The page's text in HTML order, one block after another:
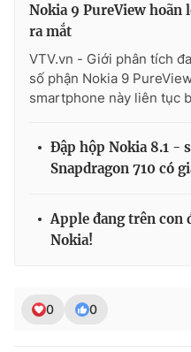
Nokia 9 PureView hoãn
ra mắt
VTV.vn - Giới phân tích
số phận Nokia 9
smartphone này liên tục
Đập hộp Nokia 8.1 -
Snapdragon 710 có
Apple đang trên con
Nokia!
0 0